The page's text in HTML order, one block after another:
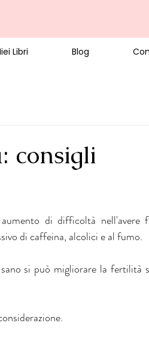
Libri Blog
consigli
di difficoltà nell'avere
di caffeina, alcolici e al fumo.
si può migliorare la fertilità